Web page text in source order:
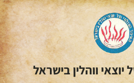
ווהלין בישראל